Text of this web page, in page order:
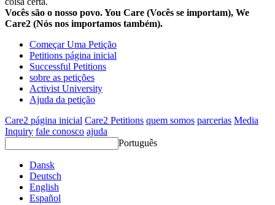
Vocês são o nosso povo. You Care (Vocês se importam), We
Care2 (Nós nos importamos também).
Começar Uma Petição
Petitions página inicial
Successful Petitions
sobre as petições
Activist University
Ajuda da petição
Care2 página inicial Care2 Petitions quem somos parcerias Media
Inquiry fale conosco ajuda
Português
Dansk
Deutsch
English
Español